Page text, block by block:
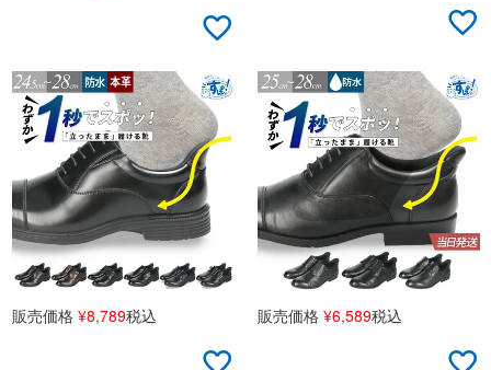
販売価格 ¥8,789税込 販売価格 ¥6,589税込